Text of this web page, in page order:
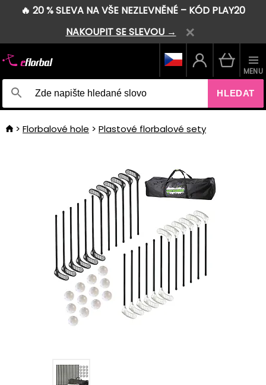
🔥 20 % SLEVA NA VŠE NEZLEVNĚNÉ – KÓD PLAY20
NAKOUPIT SE SLEVOU →
HLEDAT
MENU
Florbalové hole Plastové florbalové sety